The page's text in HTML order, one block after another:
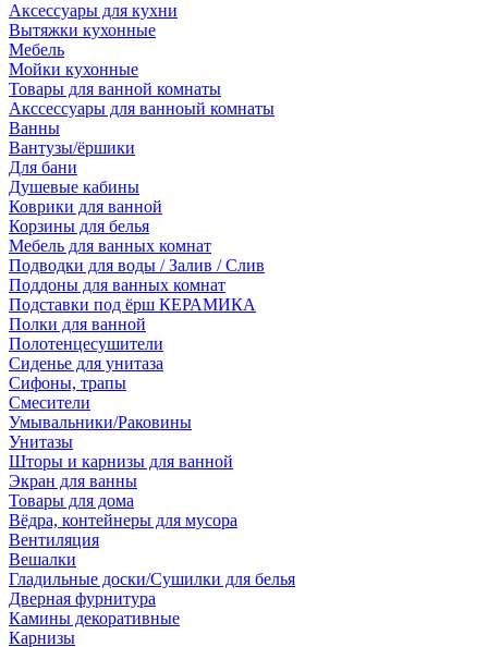
Аксессуары для кухни
Вытяжки кухонные
Мебель
Мойки кухонные
Товары для ванной комнаты
Акссессуары для ванноый комнаты
Ванны
Вантузы/ёршики
Для бани
Душевые кабины
Коврики для ванной
Корзины для белья
Мебель для ванных комнат
Подводки для воды / Залив / Слив
Поддоны для ванных комнат
Подставки под ёрш КЕРАМИКА
Полки для ванной
Полотенцесушители
Сиденье для унитаза
Сифоны, трапы
Смесители
Умывальники/Раковины
Унитазы
Шторы и карнизы для ванной
Экран для ванны
Товары для дома
Вёдра, контейнеры для мусора
Вентиляция
Вешалки
Гладильные доски/Сушилки для белья
Дверная фурнитура
Камины декоративные
Карнизы